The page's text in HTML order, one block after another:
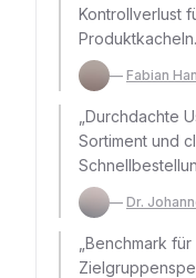
Kontrollverlust
Produktkacheln.
— Fabian
Durchdachte
Sortiment und
— Dr.
Benchmark